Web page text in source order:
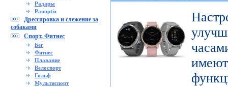
Радары
Panoptix
Дрессировка и слежение за
собаками
Спорт, Фитнес
Бег
Фитнес
Плавание
Велоспорт
Гольф
Мультиспорт